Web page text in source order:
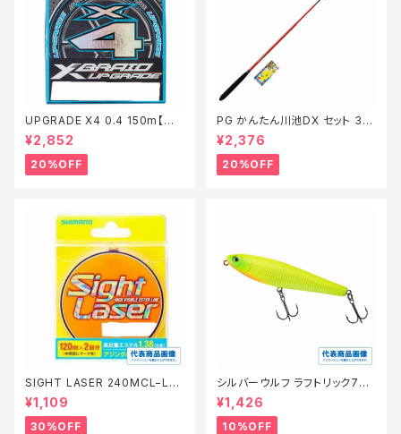
UPGRADE X4 0.4 150m【特
価仕掛】【20】
¥2,852
20%OFF
PG かんたん川池DX セット 36
0【特価セット】【20】
¥2,376
20%OFF
SIGHT LASER 240MCL−L75
Q 橙 0.2【特価仕掛】【30】
¥1,109
30%OFF
シルバーウルフ ラフトリック70Ｆ
【スタッフ永徳浜名湖セレクト】
【10】
¥1,426
10%OFF